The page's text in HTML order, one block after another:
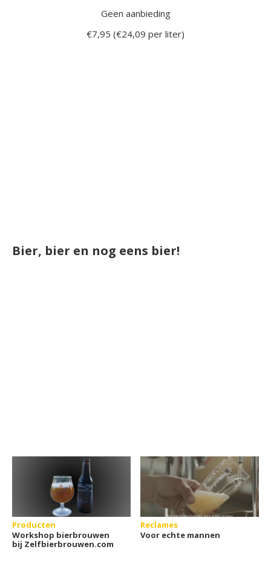
Geen aanbieding
€7,95 (€24,09 per liter)
Bier, bier en nog eens bier!
Producten
Workshop bierbrouwen
bij Zelfbierbrouwen.com
Reclames
Voor echte mannen